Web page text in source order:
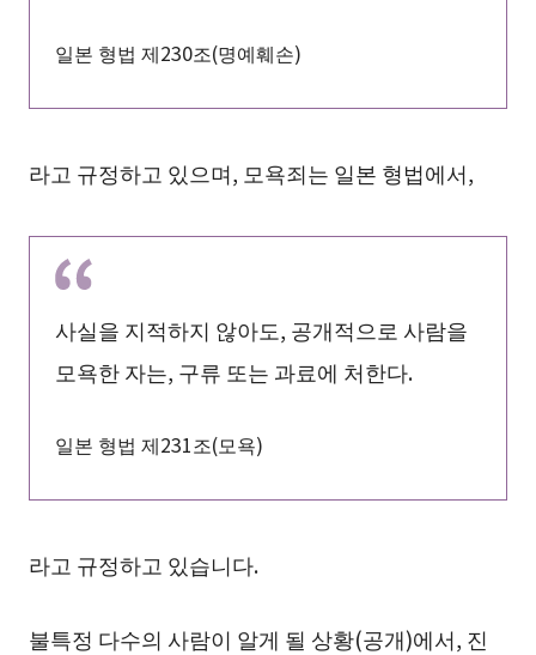
일본 형법 제230조(명예훼손)
라고 규정하고 있으며, 모욕죄는 일본 형법에서,
사실을 지적하지 않아도, 공개적으로 사람을
모욕한 자는, 구류 또는 과료에 처한다.
일본 형법 제231조(모욕)
라고 규정하고 있습니다.
불특정 다수의 사람이 알게 될 상황(공개)에서, 진